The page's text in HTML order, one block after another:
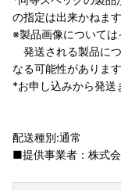
の指定は出来かねま
※製品画像については
発送される製品に
なる可能性があります
*お申し込みから発送
配送種別:通常
■提供事業者：株式